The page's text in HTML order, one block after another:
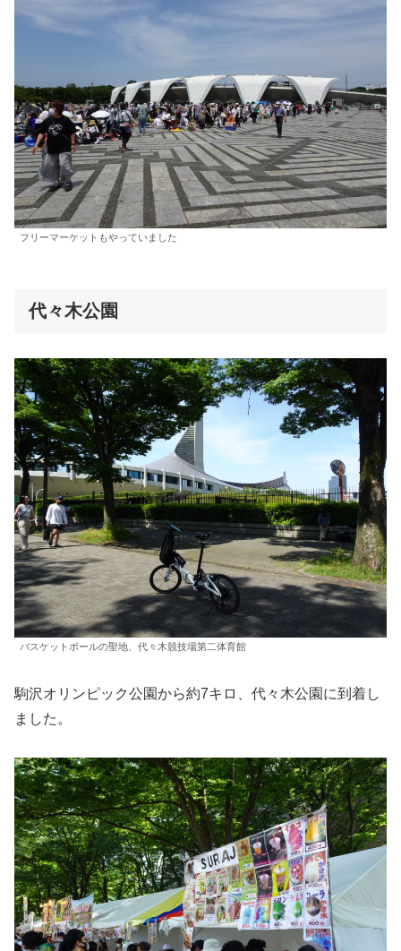
フリーマーケットもやっていました
代々木公園
バスケットボールの聖地、代々木競技場第二体育館
駒沢オリンピック公園から約7キロ、代々木公園に到着し
ました。